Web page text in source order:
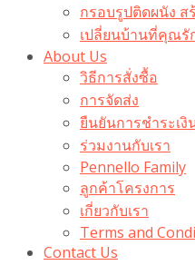
กรอบรูปติดผนัง
เปลี่ยนบ้านที่คุณรั
About Us
วิธีการสั่งซื้อ
การจัดส่ง
ยืนยันการชำระเงิ
ร่วมงานกับเรา
Pennello Family
ลูกค้าโครงการ
เกี่ยวกับเรา
Terms and
Contact Us